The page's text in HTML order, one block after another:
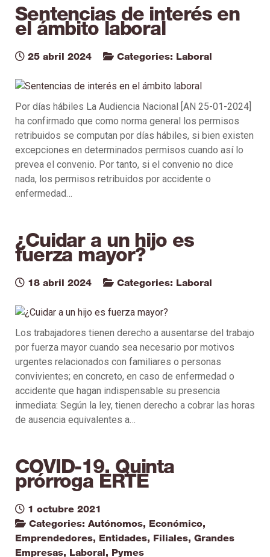
Sentencias de interés en
el ámbito laboral
25 abril 2024 Categories: Laboral
Por días hábiles La Audiencia Nacional [AN 25-01-2024]
ha confirmado que como norma general los permisos
retribuidos se computan por días hábiles, si bien existen
excepciones en determinados permisos cuando así lo
prevea el convenio. Por tanto, si el convenio no dice
nada, los permisos retribuidos por accidente o
enfermedad…
¿Cuidar a un hijo es
fuerza mayor?
18 abril 2024 Categories: Laboral
Los trabajadores tienen derecho a ausentarse del trabajo
por fuerza mayor cuando sea necesario por motivos
urgentes relacionados con familiares o personas
convivientes; en concreto, en caso de enfermedad o
accidente que hagan indispensable su presencia
inmediata: Según la ley, tienen derecho a cobrar las horas
de ausencia equivalentes a…
COVID-19. Quinta
prórroga ERTE
1 octubre 2021
Categories: Autónomos, Económico,
Emprendedores, Entidades, Filiales, Grandes
Empresas, Laboral, Pymes